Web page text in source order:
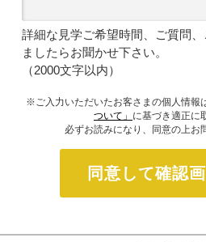
詳細な見学ご希望時間、ご質問
ましたらお聞かせ下さい。
（2000文字以内）
※ご入力いただいたお客さまの個人情報
ついて」 に基づき適正に
必ずお読みになり、同意の上お
同意して確認